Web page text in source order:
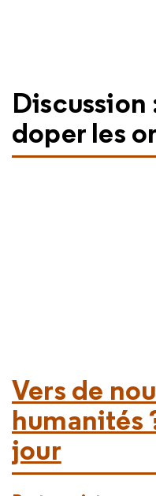
doper les
Vers de
humanités
jour